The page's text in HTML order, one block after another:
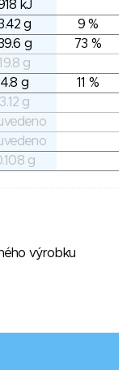
kJ
g
9 %
g
73 %
g
4.8 g
11 %
3.12 g
g
výrobku